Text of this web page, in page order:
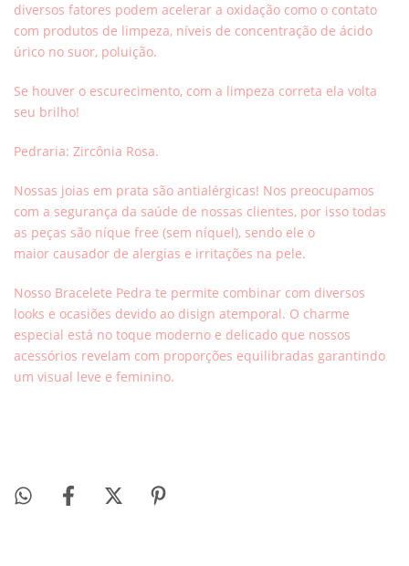
diversos fatores podem acelerar a oxidação como o contato
com produtos de limpeza, níveis de concentração de ácido
úrico no suor, poluição.
Se houver o escurecimento, com a limpeza correta ela volta
seu brilho!
Pedraria: Zircônia Rosa.
Nossas joias em prata são antialérgicas! Nos preocupamos
com a segurança da saúde de nossas clientes, por isso todas
as peças são níque free (sem níquel), sendo ele o
maior causador de alergias e irritações na pele.
Nosso Bracelete Pedra te permite combinar com diversos
looks e ocasiões devido ao disign atemporal. O charme
especial está no toque moderno e delicado que nossos
acessórios revelam com proporções equilibradas garantindo
um visual leve e feminino.